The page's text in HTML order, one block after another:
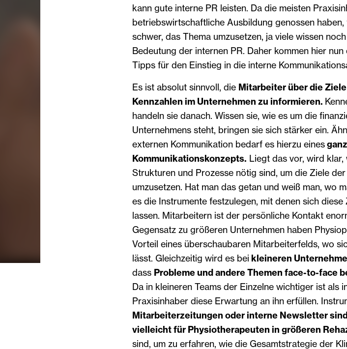
kann gute interne PR leisten. Da die meisten
betriebswirtschaftliche Ausbildung genossen haben,
schwer, das Thema umzusetzen, ja viele wissen
Bedeutung der internen PR. Daher kommen hier
Tipps für den Einstieg in die interne
Es ist absolut sinnvoll, die Mitarbeiter über die
Kennzahlen im Unternehmen zu informieren.
handeln sie danach. Wissen sie, wie es um die
Unternehmens steht, bringen sie sich stärker ein.
externen Kommunikation bedarf es hierzu eines
Kommunikationskonzepts. Liegt das vor, wird klar,
Strukturen und Prozesse nötig sind, um die Ziele
umzusetzen. Hat man das getan und weiß man, wo
es die Instrumente festzulegen, mit denen sich diese
lassen. Mitarbeitern ist der persönliche Kontakt
Gegensatz zu größeren Unternehmen haben
Vorteil eines überschaubaren Mitarbeiterfelds, wo
lässt. Gleichzeitig wird es bei kleineren
dass Probleme und andere Themen face-to-face
Da in kleineren Teams der Einzelne wichtiger ist als
Praxisinhaber diese Erwartung an ihn erfüllen.
Mitarbeiterzeitungen oder interne Newsletter
vielleicht für Physiotherapeuten in größeren
sind, um zu erfahren, wie die Gesamtstrategie der